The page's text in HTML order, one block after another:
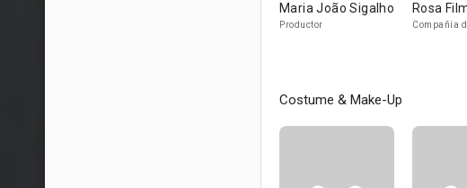
Maria João Sigalho
Productor
Rosa
Compañía
Costume & Make-Up